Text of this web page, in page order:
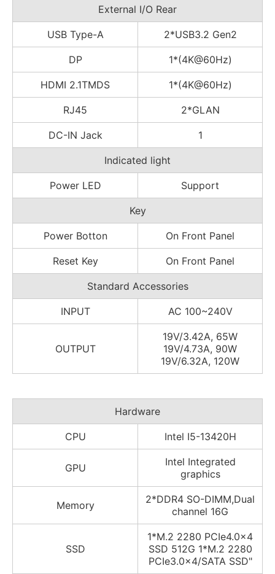
External I/O Rear
USB Type-A 2*USB3.2 Gen2
DP 1*(4K@60Hz)
HDMI 2.1TMDS 1*(4K@60Hz)
RJ45 2*GLAN
DC-IN Jack 1
Indicated light
Power LED Support
Key
Power Botton On Front Panel
Reset Key On Front Panel
Standard Accessories
INPUT AC 100~240V
OUTPUT
19V/3.42A, 65W
19V/4.73A, 90W
19V/6.32A, 120W
Hardware
CPU Intel I5-13420H
GPU
Intel Integrated
graphics
Memory
2*DDR4 SO-DIMM,Dual
channel 16G
SSD
1*M.2 2280 PCIe4.0×4
SSD 512G 1*M.2 2280
PCIe3.0×4/SATA SSD"